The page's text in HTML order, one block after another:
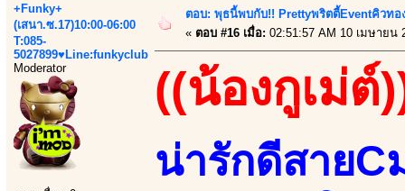
+Funky+
(เสนา.ซ.17)10:00-06:00
T:085-
5027899♥Line:funkyclub
Moderator
ตอบ: พุธนี้พบกับ!! Prettyพริตตี้Eventคิวทอ
« ตอบ #16 เมื่อ: 02:51:57 AM 10 เมษายน
((น้องกูเม่ต์
น่ารักดีสาย